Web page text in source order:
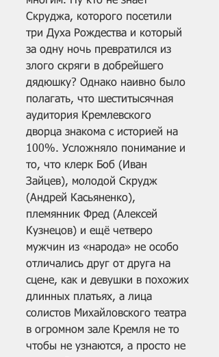
Скруджа, которого посетили
три Духа Рождества и который
за одну ночь превратился из
злого скряги в добрейшего
дядюшку? Однако наивно было
полагать, что шеститысячная
аудитория Кремлевского
дворца знакома с историей на
100%. Усложняло понимание и
то, что клерк Боб (Иван
Зайцев), молодой Скрудж
(Андрей Касьяненко),
племянник Фред (Алексей
Кузнецов) и ещё четверо
мужчин из «народа» не особо
отличались друг от друга на
сцене, как и девушки в похожих
длинных платьях, а лица
солистов Михайловского театра
в огромном зале Кремля не то
чтобы не узнаются, а просто не